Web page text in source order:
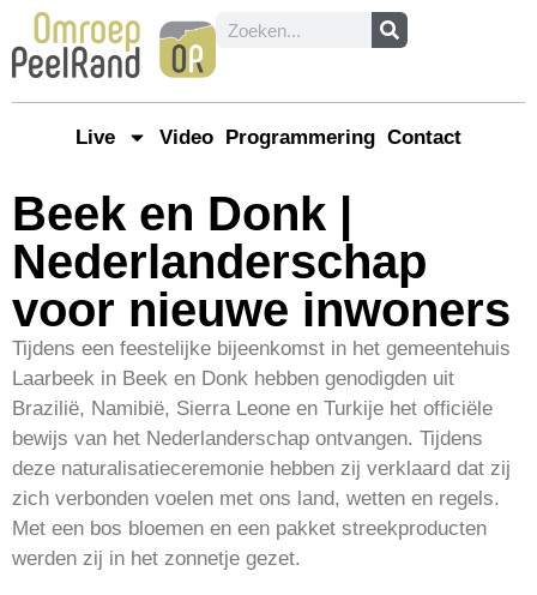
Live Video Programmering Contact
Beek en Donk |
Nederlanderschap
voor nieuwe inwoners
Tijdens een feestelijke bijeenkomst in het gemeentehuis
Laarbeek in Beek en Donk hebben genodigden uit
Brazilië, Namibië, Sierra Leone en Turkije het officiële
bewijs van het Nederlanderschap ontvangen. Tijdens
deze naturalisatieceremonie hebben zij verklaard dat zij
zich verbonden voelen met ons land, wetten en regels.
Met een bos bloemen en een pakket streekproducten
werden zij in het zonnetje gezet.